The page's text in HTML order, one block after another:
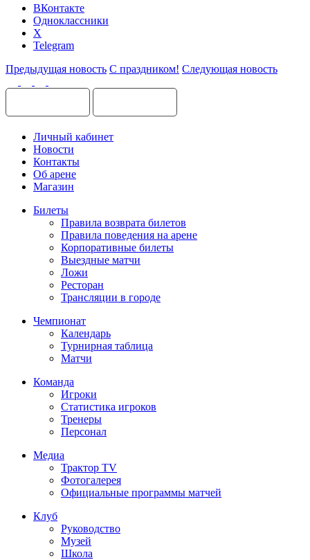
ВКонтакте
Одноклассники
X
Telegram
Предыдущая новость С праздником! Следующая новость
Личный кабинет
Новости
Контакты
Об арене
Магазин
Билеты
Правила возврата билетов
Правила поведения на арене
Корпоративные билеты
Выездные матчи
Ложи
Ресторан
Трансляции в городе
Чемпионат
Календарь
Турнирная таблица
Матчи
Команда
Игроки
Статистика игроков
Тренеры
Персонал
Медиа
Трактор TV
Фотогалерея
Официальные программы матчей
Клуб
Руководство
Музей
Школа